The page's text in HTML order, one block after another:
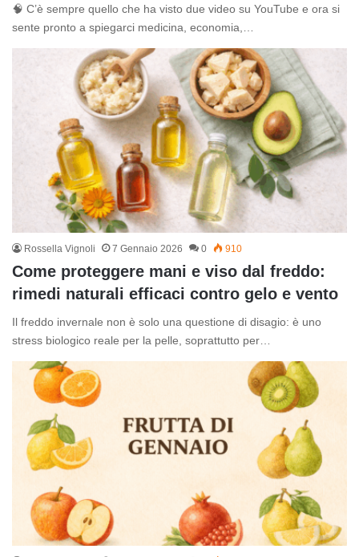
🧠 C’è sempre quello che ha visto due video su YouTube e ora si
sente pronto a spiegarci medicina, economia,…
Rossella Vignoli 7 Gennaio 2026 0 910
Come proteggere mani e viso dal freddo:
rimedi naturali efficaci contro gelo e vento
Il freddo invernale non è solo una questione di disagio: è uno
stress biologico reale per la pelle, soprattutto per…